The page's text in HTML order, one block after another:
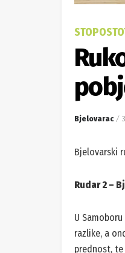
Bjelovarac
Bjelovarski
Rudar 2 –
U
razlike, a
prednost, te